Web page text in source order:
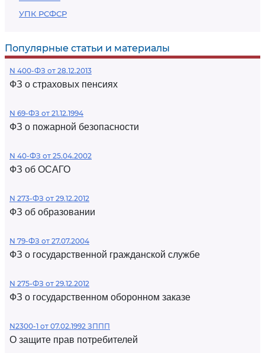
УПК РСФСР
Популярные статьи и материалы
N 400-ФЗ от 28.12.2013
ФЗ о страховых пенсиях
N 69-ФЗ от 21.12.1994
ФЗ о пожарной безопасности
N 40-ФЗ от 25.04.2002
ФЗ об ОСАГО
N 273-ФЗ от 29.12.2012
ФЗ об образовании
N 79-ФЗ от 27.07.2004
ФЗ о государственной гражданской службе
N 275-ФЗ от 29.12.2012
ФЗ о государственном оборонном заказе
N2300-1 от 07.02.1992 ЗППП
О защите прав потребителей